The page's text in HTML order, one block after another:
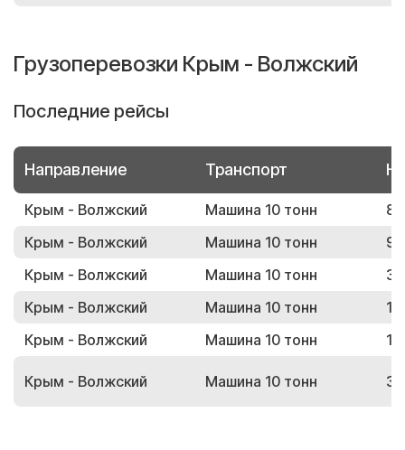
Грузоперевозки Крым - Волжский
Последние рейсы
Направление Транспорт
Крым - Волжский Машина 10 тонн
Крым - Волжский
Машина 10 тонн
Крым - Волжский
Машина 10 тонн
Крым - Волжский
Машина 10 тонн
Крым - Волжский
Машина 10 тонн
Крым - Волжский Машина 10 тонн